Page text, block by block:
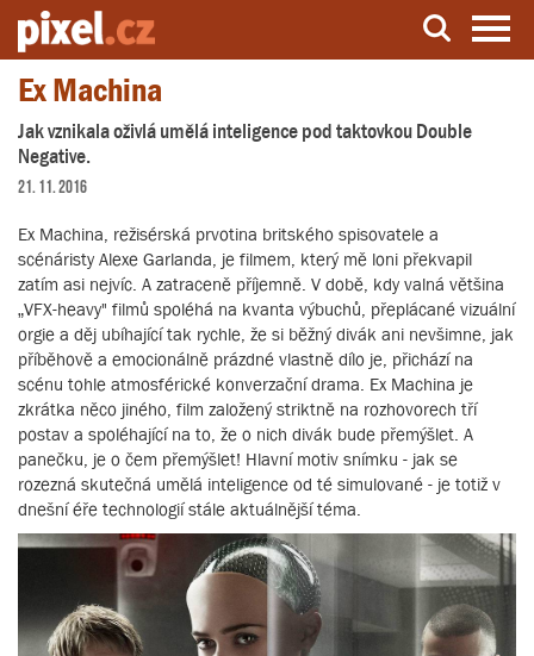
Server o natáčení a zpracování videa
Ex Machina
Jak vznikala oživlá umělá inteligence pod taktovkou Double
Negative.
21. 11. 2016
Ex Machina, režisérská prvotina britského spisovatele a
scénáristy Alexe Garlanda, je filmem, který mě loni překvapil
zatím asi nejvíc. A zatraceně příjemně. V době, kdy valná většina
„VFX-heavy" filmů spoléhá na kvanta výbuchů, přeplácané vizuální
orgie a děj ubíhající tak rychle, že si běžný divák ani nevšimne, jak
příběhově a emocionálně prázdné vlastně dílo je, přichází na
scénu tohle atmosférické konverzační drama. Ex Machina je
zkrátka něco jiného, film založený striktně na rozhovorech tří
postav a spoléhající na to, že o nich divák bude přemýšlet. A
panečku, je o čem přemýšlet! Hlavní motiv snímku - jak se
rozezná skutečná umělá inteligence od té simulované - je totiž v
dnešní éře technologií stále aktuálnější téma.